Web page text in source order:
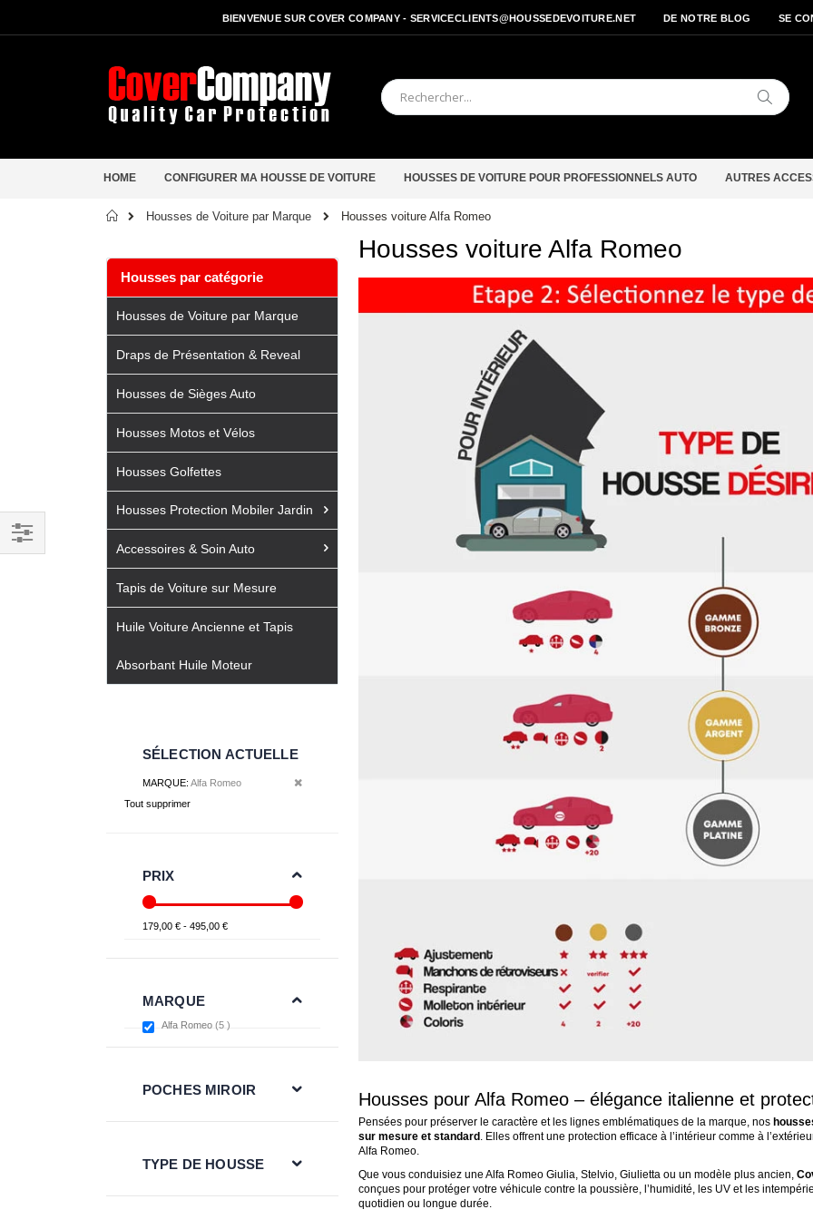
BIENVENUE SUR COVER COMPANY - SERVICECLIENTS@HOUSSEDEVOITURE.NET DE NOTRE BLOG SE
HOME CONFIGURER MA HOUSSE DE VOITURE HOUSSES DE VOITURE POUR PROFESSIONNELS AUTO AUTRES
Accueil
Housses de Voiture par Marque Housses voiture Alfa Romeo
Housses voiture Alfa Romeo
Housses pour Alfa Romeo – élégance italienne et
Pensées pour préserver le caractère et les lignes emblématiques de la marque, nos
sur mesure et standard. Elles offrent une protection efficace à l’intérieur comme à
Alfa Romeo.
Que vous conduisiez une Alfa Romeo Giulia, Stelvio, Giulietta ou un modèle plus ancien,
conçues pour protéger votre véhicule contre la poussière, l’humidité, les UV et les
quotidien ou longue durée.
Housses par catégorie
Housses de Voiture par Marque
Draps de Présentation & Reveal
Housses de Sièges Auto
Housses Motos et Vélos
Housses Golfettes
Housses Protection Mobiler Jardin
Accessoires & Soin Auto
Tapis de Voiture sur Mesure
Huile Voiture Ancienne et Tapis
Absorbant Huile Moteur
Filtrer
SÉLECTION ACTUELLE
MARQUE Alfa Romeo Retirer cet élément
Tout supprimer
PRIX
179,00 € - 495,00 €
MARQUE
Alfa Romeo 5 items
POCHES MIROIR
TYPE DE HOUSSE